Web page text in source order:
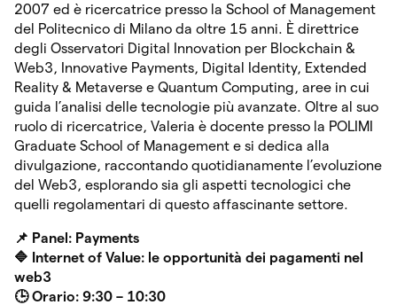
2007 ed è ricercatrice presso la School of Management
del Politecnico di Milano da oltre 15 anni. È direttrice
degli Osservatori Digital Innovation per Blockchain &
Web3, Innovative Payments, Digital Identity, Extended
Reality & Metaverse e Quantum Computing, aree in cui
guida l’analisi delle tecnologie più avanzate. Oltre al suo
ruolo di ricercatrice, Valeria è docente presso la POLIMI
Graduate School of Management e si dedica alla
divulgazione, raccontando quotidianamente l’evoluzione
del Web3, esplorando sia gli aspetti tecnologici che
quelli regolamentari di questo affascinante settore.
📌 Panel: Payments
🔷 Internet of Value: le opportunità dei pagamenti nel
web3
🕒 Orario: 9:30 – 10:30